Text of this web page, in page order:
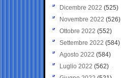
Dicembre 2022 (525)
Novembre 2022 (526)
Ottobre 2022 (552)
Settembre 2022 (584)
Agosto 2022 (584)
Luglio 2022 (562)